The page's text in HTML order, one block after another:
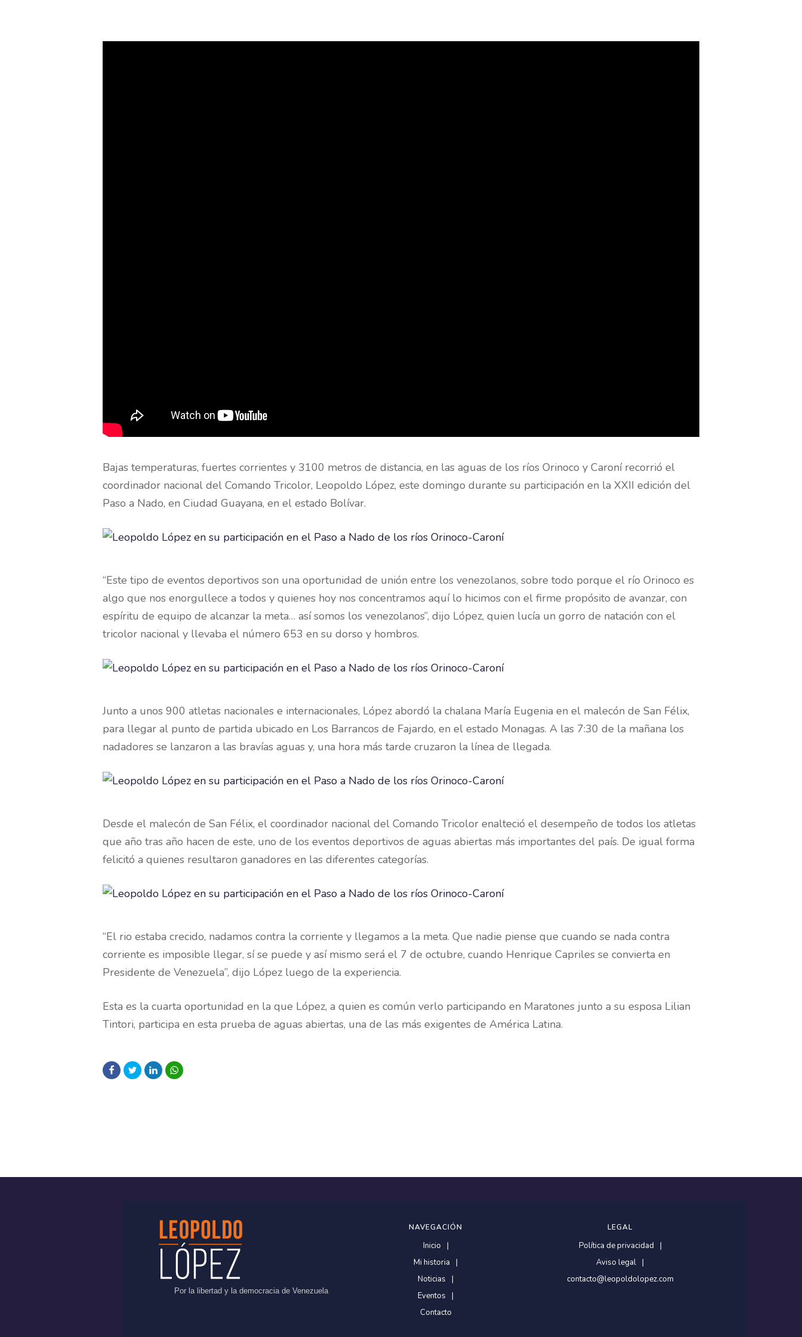
Bajas temperaturas, fuertes corrientes y 3100 metros de distancia, en las aguas de los ríos Orinoco y Caroní recorrió el
coordinador nacional del Comando Tricolor, Leopoldo López, este domingo durante su participación en la XXII edición del
Paso a Nado, en Ciudad Guayana, en el estado Bolívar.
“Este tipo de eventos deportivos son una oportunidad de unión entre los venezolanos, sobre todo porque el río Orinoco es
algo que nos enorgullece a todos y quienes hoy nos concentramos aquí lo hicimos con el firme propósito de avanzar, con
espíritu de equipo de alcanzar la meta… así somos los venezolanos”, dijo López, quien lucía un gorro de natación con el
tricolor nacional y llevaba el número 653 en su dorso y hombros.
Junto a unos 900 atletas nacionales e internacionales, López abordó la chalana María Eugenia en el malecón de San Félix,
para llegar al punto de partida ubicado en Los Barrancos de Fajardo, en el estado Monagas. A las 7:30 de la mañana los
nadadores se lanzaron a las bravías aguas y, una hora más tarde cruzaron la línea de llegada.
Desde el malecón de San Félix, el coordinador nacional del Comando Tricolor enalteció el desempeño de todos los atletas
que año tras año hacen de este, uno de los eventos deportivos de aguas abiertas más importantes del país. De igual forma
felicitó a quienes resultaron ganadores en las diferentes categorías.
“El rio estaba crecido, nadamos contra la corriente y llegamos a la meta. Que nadie piense que cuando se nada contra
corriente es imposible llegar, sí se puede y así mismo será el 7 de octubre, cuando Henrique Capriles se convierta en
Presidente de Venezuela”, dijo López luego de la experiencia.
Esta es la cuarta oportunidad en la que López, a quien es común verlo participando en Maratones junto a su esposa Lilian
Tintori, participa en esta prueba de aguas abiertas, una de las más exigentes de América Latina.
Por la libertad y la democracia de Venezuela
NAVEGACIÓN
Inicio
Mi historia
Noticias
Eventos
Contacto
LEGAL
Política de privacidad
Aviso legal
contacto@leopoldolopez.com